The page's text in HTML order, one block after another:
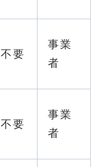
不要
事業
者
不要
事業
者